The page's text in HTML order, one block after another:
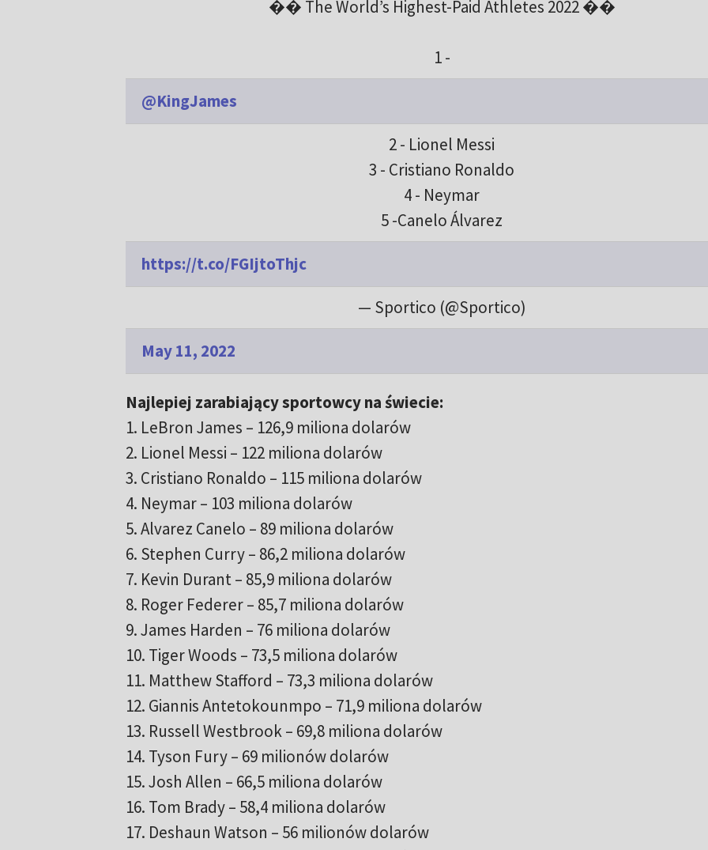
�� The World’s Highest-Paid Athletes 2022 ��
1 -
@KingJames
2 - Lionel Messi
3 - Cristiano Ronaldo
4 - Neymar
5 -Canelo Álvarez
https://t.co/FGIjtoThjc
— Sportico (@Sportico)
May 11, 2022
Najlepiej zarabiający sportowcy na świecie:
1. LeBron James – 126,9 miliona dolarów
2. Lionel Messi – 122 miliona dolarów
3. Cristiano Ronaldo – 115 miliona dolarów
4. Neymar – 103 miliona dolarów
5. Alvarez Canelo – 89 miliona dolarów
6. Stephen Curry – 86,2 miliona dolarów
7. Kevin Durant – 85,9 miliona dolarów
8. Roger Federer – 85,7 miliona dolarów
9. James Harden – 76 miliona dolarów
10. Tiger Woods – 73,5 miliona dolarów
11. Matthew Stafford – 73,3 miliona dolarów
12. Giannis Antetokounmpo – 71,9 miliona dolarów
13. Russell Westbrook – 69,8 miliona dolarów
14. Tyson Fury – 69 milionów dolarów
15. Josh Allen – 66,5 miliona dolarów
16. Tom Brady – 58,4 miliona dolarów
17. Deshaun Watson – 56 milionów dolarów